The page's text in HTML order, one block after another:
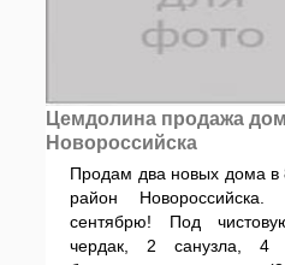
Цемдолина продажа
Новороссийска
Продам два новых дома
район
сентябрю! Под
чердак, 2 санузла, 4